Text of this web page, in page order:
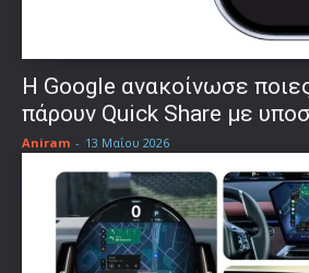
Η Google ανακοίνωσε
πάρουν Quick Share με
Aniram - 13 Μαΐου 2026